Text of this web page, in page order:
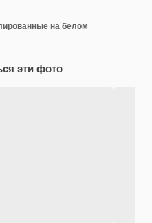
на белом
эти фото